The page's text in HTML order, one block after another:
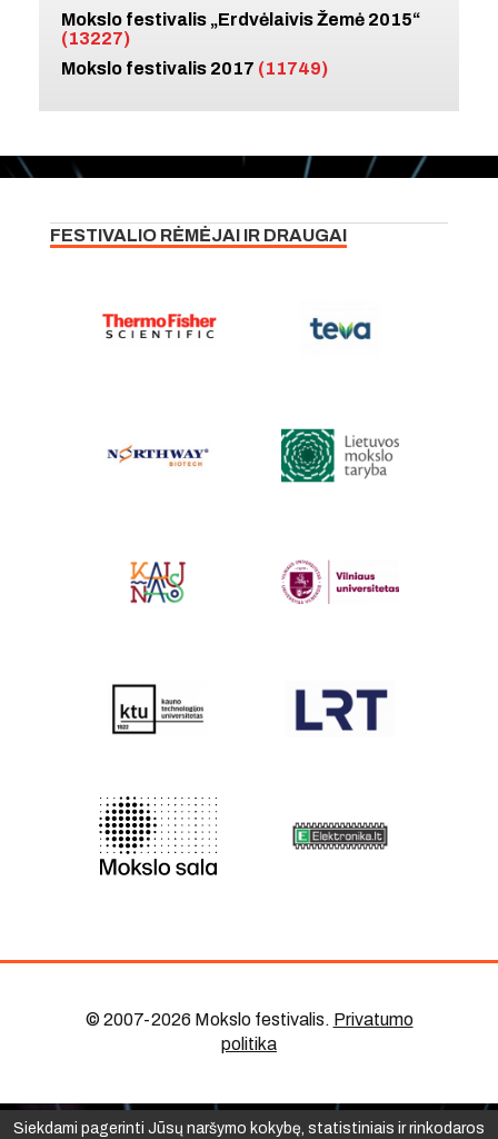
Mokslo festivalis „Erdvėlaivis Žemė 2015“
(13227)
Mokslo festivalis 2017 (11749)
FESTIVALIO RĖMĖJAI IR DRAUGAI
© 2007-2026 Mokslo festivalis. Privatumo
politika
Siekdami pagerinti Jūsų naršymo kokybę, statistiniais ir rinkodaros